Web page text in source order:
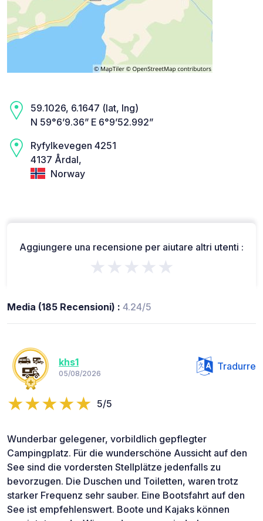
59.1026, 6.1647 (lat, lng)
N 59°6’9.36” E 6°9’52.992”
Ryfylkevegen 4251
4137 Årdal,
Norway
Aggiungere una recensione per aiutare altri utenti :
★★★★★
Media (185 Recensioni) : 4.24/5
khs1
05/08/2026
Tradurre
5/5
Wunderbar gelegener, vorbildlich gepflegter
Campingplatz. Für die wunderschöne Aussicht auf den
See sind die vordersten Stellplätze jedenfalls zu
bevorzugen. Die Duschen und Toiletten, waren trotz
starker Frequenz sehr sauber. Eine Bootsfahrt auf den
See ist empfehlenswert. Boote und Kajaks können